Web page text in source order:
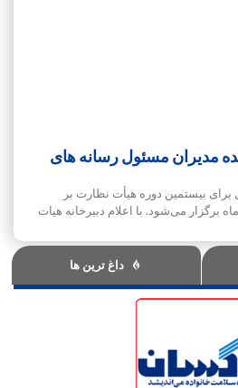
مدیران مسئول رسانه های
برای بیستمین دوره هیأت نظارت بر
روز سه شنبه، ۲۰ آذرماه برگزار می‌شود. با اعلام دبیرخانه هیات
داغ ترین ها